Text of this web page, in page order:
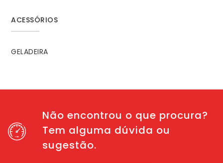
ACESSÓRIOS
GELADEIRA
Não encontrou o que procura?
Tem alguma dúvida ou
sugestão.